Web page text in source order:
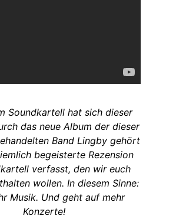
Soundkartell hat sich dieser
das neue Album der dieser
Band Lingby gehört
begeisterte Rezension
verfasst, den wir euch
wollen. In diesem Sinne:
Musik. Und geht auf mehr
Konzerte!